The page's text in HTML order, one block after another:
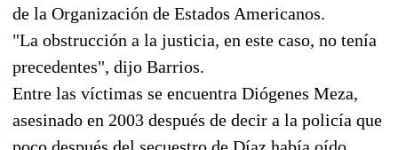
de la Organización de Estados Americanos.
"La obstrucción a la justicia, en este caso, no tenía
precedentes", dijo Barrios.
Entre las víctimas se encuentra Diógenes Meza,
asesinado en 2003 después de decir a la policía que